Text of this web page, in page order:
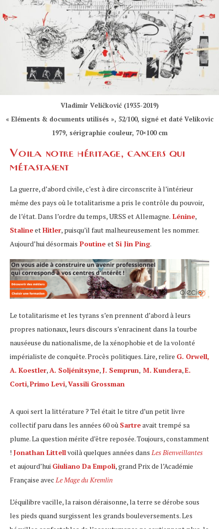
Vladimir Veličković (1935-2019)
« Eléments & documents utilisés », 52/100, signé et daté Velikovic
1979, sérigraphie couleur, 70×100 cm
Voila notre héritage, cancers qui
métastasent
La guerre, d’abord civile, c’est à dire circonscrite à l’intérieur
même des pays où le totalitarisme a pris le contrôle du pouvoir,
de l’état. Dans l’ordre du temps, URSS et Allemagne. Lénine,
StalineetHitler, puisqu’il faut malheureusement les nommer.
Aujourd’hui désormais Poutine et Si Jin Ping.
Le totalitarisme et les tyrans s’en prennent d’abord à leurs
propres nationaux, leurs discours s’enracinent dans la tourbe
nauséeuse du nationalisme, de la xénophobie et de la volonté
impérialiste de conquête. Procès politiques. Lire, relire G. Orwell,
A. Koestler,A. Soljénitsyne, J. Semprun, M. Kundera,E.
Corti,Primo Levi,Vassili Grossman
A quoi sert la littérature ? Tel était le titre d’un petit livre
collectif paru dans les années 60 où Sartreavait trempé sa
plume. La question mérite d’être reposée. Toujours, constamment
! Jonathan Littellvoilà quelques années dans Les Bienveillantes
et aujourd’hui Giuliano Da Empoli, grand Prix de l’Académie
Française avec Le Mage du Kremlin
L’équilibre vacille, la raison déraisonne, la terre se dérobe sous
les pieds quand surgissent les grands bouleversements. Les